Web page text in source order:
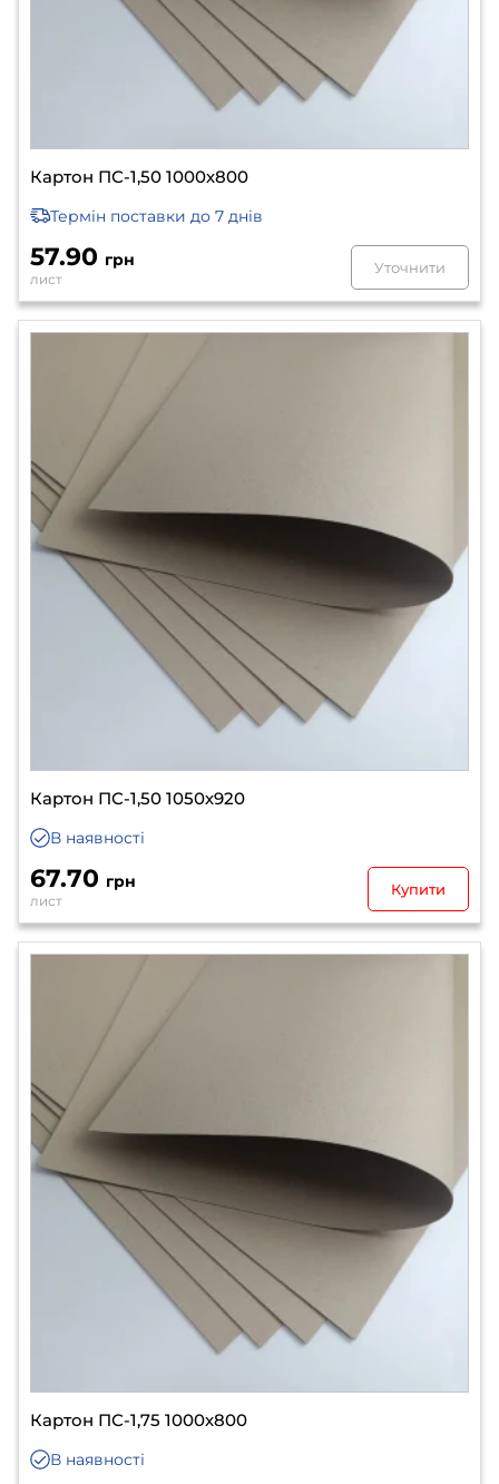
Картон ПС-1,50 1000х800
Термін поставки до 7 днів
57.90 грн
лист
Уточнити
Картон ПС-1,50 1050х920
В наявності
67.70 грн
лист
Купити
Картон ПС-1,75 1000х800
В наявності